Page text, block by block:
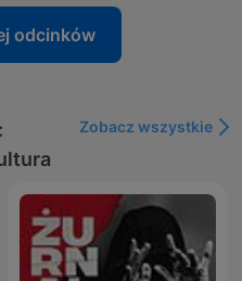
odcinków
Zobacz wszystkie